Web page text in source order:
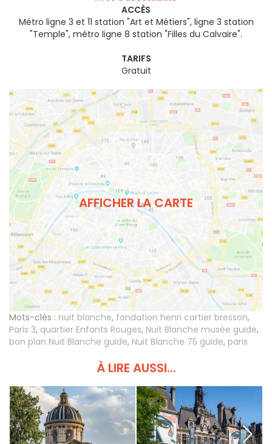
ACCÈS
Métro ligne 3 et 11 station "Art et Métiers", ligne 3 station
"Temple", métro ligne 8 station "Filles du Calvaire".
TARIFS
Gratuit
AFFICHER LA CARTE
Mots-clés : nuit blanche, fondation henri cartier bresson,
Paris 3, quartier Enfants Rouges, Nuit Blanche musée guide,
bon plan Nuit Blanche guide, Nuit Blanche 75 guide, paris
À LIRE AUSSI...